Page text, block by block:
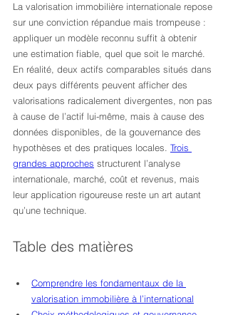
La valorisation immobilière internationale repose
sur une conviction répandue mais trompeuse :
appliquer un modèle reconnu suffit à obtenir
une estimation fiable, quel que soit le marché.
En réalité, deux actifs comparables situés dans
deux pays différents peuvent afficher des
valorisations radicalement divergentes, non pas
à cause de l’actif lui-même, mais à cause des
données disponibles, de la gouvernance des
hypothèses et des pratiques locales. Trois
grandes approches structurent l’analyse
internationale, marché, coût et revenus, mais
leur application rigoureuse reste un art autant
qu’une technique.
Table des matières
Comprendre les fondamentaux de la
valorisation immobilière à l’international